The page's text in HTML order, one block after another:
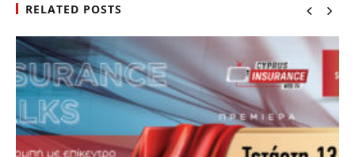
RELATED POSTS